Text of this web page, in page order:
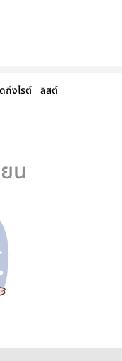
ถึงไรต์ ลิสต์
น